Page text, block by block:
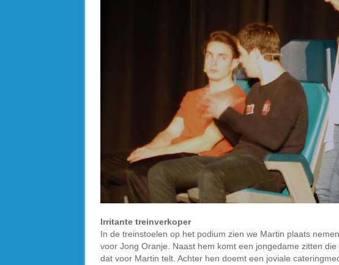
Irritante treinverkoper
In de treinstoelen op het podium zien we Martin plaats
voor Jong Oranje. Naast hem komt een jongedame zitten
dat voor Martin telt. Achter hen doemt een joviale